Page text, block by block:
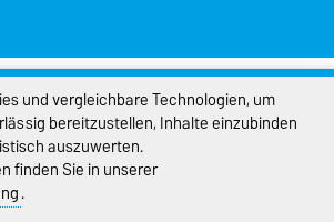
Impressum
Datenschutz
Barrierefreiheit
Cookie-Einstellungen
und vergleichbare Technologien, um
bereitzustellen, Inhalte einzubinden
auszuwerten.
finden Sie in unserer
.